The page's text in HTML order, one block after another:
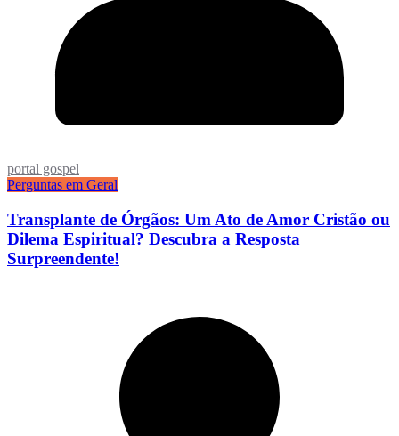
portal gospel
Perguntas em Geral
Transplante de Órgãos: Um Ato de Amor Cristão ou
Dilema Espiritual? Descubra a Resposta
Surpreendente!